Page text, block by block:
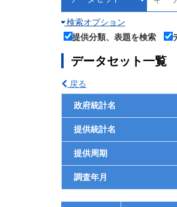
検索オプション
提供分類、表題を検索
データセット一覧
戻る
政府統計名
提供統計名
提供周期
調査年月